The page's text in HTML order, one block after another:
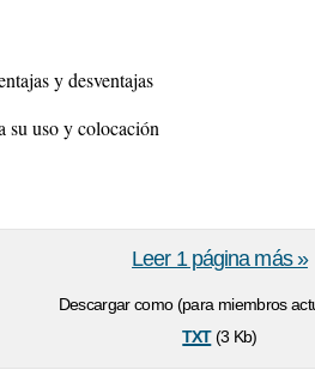
y desventajas
su uso y colocación
Descargar como (para miembros
txt(3 Kb)
Leer 1 página más »